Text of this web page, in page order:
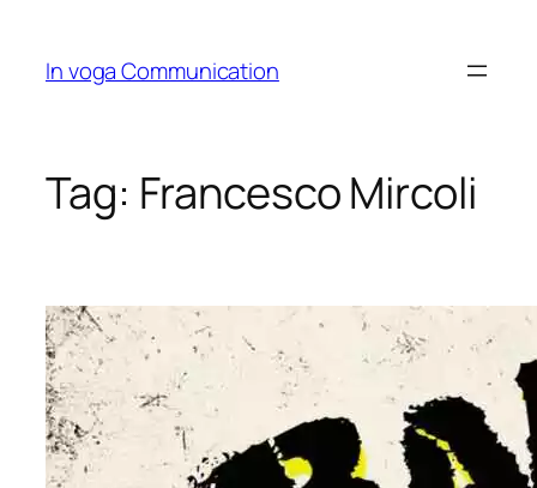
content
In voga Communication
Tag: Francesco Mircoli